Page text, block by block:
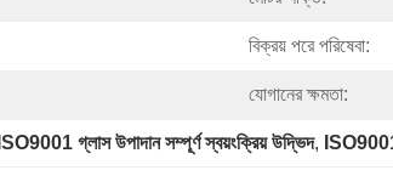
বিক্রয় পরে পরিষেবা:
যোগানের ক্ষমতা:
ISO9001 গ্লাস উপাদান সম্পূর্ণ স্বয়ংক্রিয় উদ্ভিদ,